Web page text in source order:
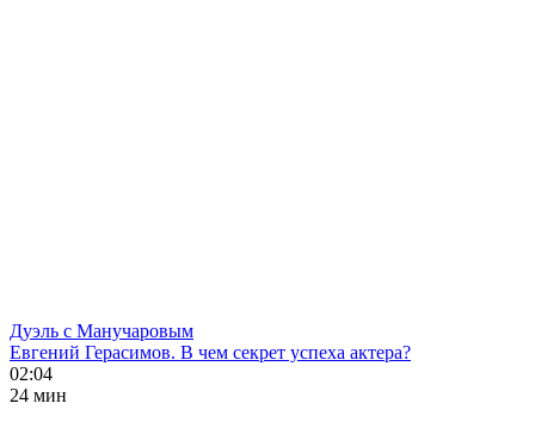
Дуэль с Манучаровым
Евгений Герасимов. В чем секрет успеха актера?
02:04
24 мин